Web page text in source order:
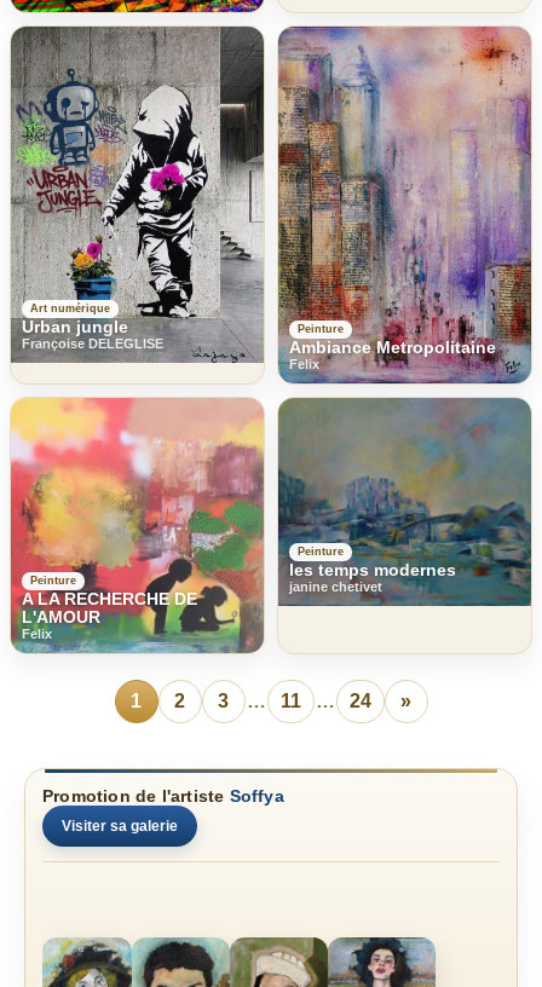
Art numérique
Urban jungle
Françoise DELEGLISE
Peinture
Ambiance Metropolitaine
Felix
Peinture
A LA RECHERCHE DE
L'AMOUR
Felix
Peinture
les temps modernes
janine chetivet
1 2 3 … 11 … 24 »
Promotion de l'artiste Soffya
Visiter sa galerie